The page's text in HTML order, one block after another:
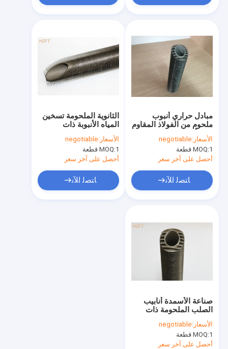
الثانوية الملحومة تسخين
المياه الأنبوبة ذات
الزعانف الملحومة /
أنبوب نقل الحرارة
الزعانف
الأسعار:negotiable
MOQ:1 قطعة
أحصل على آخر سعر
ﺎﺘﺼﻟ ﺍﻶﻧ
مبادل حراري أنبوب
ملحوم من الفولاذ المقاوم
للصدأ للتبريد والتسخين
للسوائل والغازات
الأسعار:negotiable
MOQ:1 قطعة
أحصل على آخر سعر
ﺎﺘﺼﻟ ﺍﻶﻧ
صناعة الأسمدة أنابيب
الصلب الملحومة ذات
الزعانف للمبادلات
التيتانيوم
الأسعار:negotiable
MOQ:1 قطعة
أحصل على آخر سعر